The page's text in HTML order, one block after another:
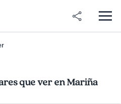
que ver en Mariña